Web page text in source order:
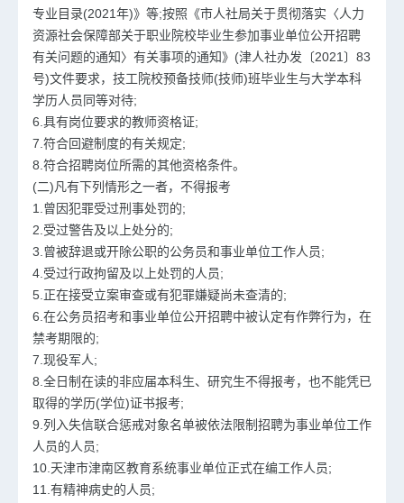
专业目录(2021年)》等;按照《市人社局关于贯彻落实〈人力
资源社会保障部关于职业院校毕业生参加事业单位公开招聘
有关问题的通知〉有关事项的通知》(津人社办发〔2021〕83
号)文件要求，技工院校预备技师(技师)班毕业生与大学本科
学历人员同等对待;
6.具有岗位要求的教师资格证;
7.符合回避制度的有关规定;
8.符合招聘岗位所需的其他资格条件。
(二)凡有下列情形之一者，不得报考
1.曾因犯罪受过刑事处罚的;
2.受过警告及以上处分的;
3.曾被辞退或开除公职的公务员和事业单位工作人员;
4.受过行政拘留及以上处罚的人员;
5.正在接受立案审查或有犯罪嫌疑尚未查清的;
6.在公务员招考和事业单位公开招聘中被认定有作弊行为，在
禁考期限的;
7.现役军人;
8.全日制在读的非应届本科生、研究生不得报考，也不能凭已
取得的学历(学位)证书报考;
9.列入失信联合惩戒对象名单被依法限制招聘为事业单位工作
人员的人员;
10.天津市津南区教育系统事业单位正式在编工作人员;
11.有精神病史的人员;